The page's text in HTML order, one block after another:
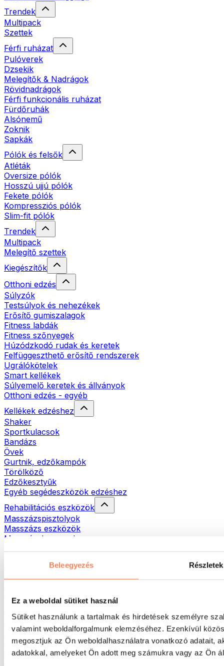
Beleegyezés Részletek
Ez a weboldal sütiket használ
Sütiket használunk a tartalmak és hirdetések személyre
valamint weboldalforgalmunk elemzéséhez. Ezenkívül
megosztjuk az Ön weboldalhasználatra vonatkozó adatait,
adatokkal, amelyeket Ön adott meg számukra vagy az Ön
Trendek
Multipack
Szettek
Férfi ruházat
Pulóverek
Dzsekik
Melegítők & Nadrágok
Rövidnadrágok
Férfi funkcionális ruházat
Fürdőruhák
Alsónemű
Zoknik
Sapkák
Pólók és felsők
Atléták
Oversize pólók
Hosszú ujjú pólók
Fekete pólók
Kompressziós pólók
Slim-fit pólók
Trendek
Multipack
Melegítő szettek
Kiegészítők
Otthoni edzés
Súlyzók
Testsúlyok és nehezékek
Erősítő gumiszalagok
Fitness labdák
Fitness szőnyegek
Húzódzkodó rudak és keretek
Felfüggeszthető erősítő rendszerek
Ugrálókötelek
Smart kellékek
Súlyemelő keretek és állványok
Otthoni edzés - egyéb
Kellékek edzéshez
Shaker
Sportkulacsok
Bandázs
Övek
Gurtnik, edzőkampók
Törölköző
Edzőkesztyűk
Egyéb segédeszközök edzéshez
Rehabilitációs eszközök
Masszázspisztolyok
Masszázs eszközök
Masszázshengerek
Táskák & hátizsákok
Hátizsákok
Futás
Küzdősportok
Kerékpározás
Jóga és pilates